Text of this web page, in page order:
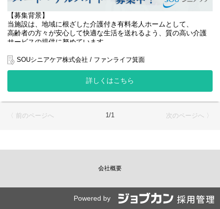
【募集背景】
当施設は、地域に根ざした介護付き有料老人ホームとして、
高齢者の方々が安心して快適な生活を送れるよう、質の高い介護
サービスの提供に努めています。
高齢化社会の進展に伴い、介護サービスへの需要が高まっている
中、
当施設でも入居者様が増加しており、よりきめ細やかなケアを提
供するために介護職員の増員を決定しました！
私たちは、入居者様一人ひとりの個性を尊重し、その方らしい生
質の高い介護サービスの提供には、介護職員の専門性と人間性を
今回の募集では、入居者様の生活を支え、共に成長していける熱
入居者様の日常生活をサポートする介護業務全般をお任せしま
SOUシニアケア株式会社 / ファンライフ箕面
詳しくはこちら
〈 前のページへ 1/1 次のページへ 〉
会社概要
Powered by